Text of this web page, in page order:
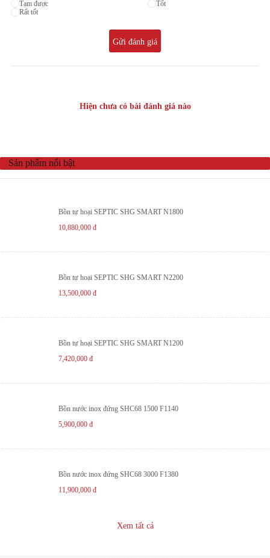
Tạm được
Tốt
Rất tốt
Gửi đánh giá
Hiện chưa có bài đánh giá nào
Sản phẩm nổi bật
Bồn tự hoại SEPTIC SHG SMART N1800
10,880,000đ
Bồn tự hoại SEPTIC SHG SMART N2200
13,500,000đ
Bồn tự hoại SEPTIC SHG SMART N1200
7,420,000đ
Bồn nước inox đứng SHC68 1500 F1140
5,900,000đ
Bồn nước inox đứng SHC68 3000 F1380
11,900,000đ
Xem tất cả